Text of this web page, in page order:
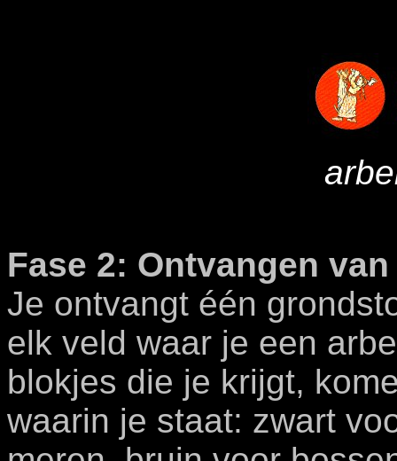
Fase 2: Ontvangen
Je ontvangt één
elk veld waar je een
blokjes die je krijgt,
waarin je staat: zwart